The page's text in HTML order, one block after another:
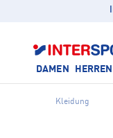
DAMEN HERREN
Kleidung